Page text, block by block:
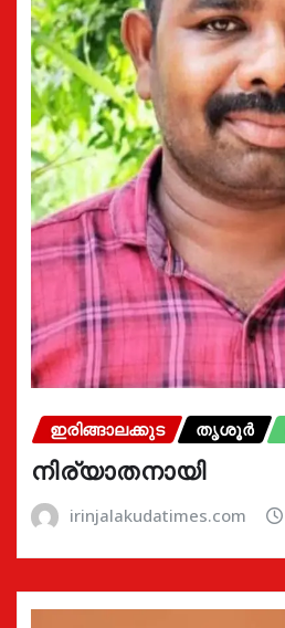
ഇരിങ്ങാലക്കുട തൃശൂർ
നിര്യാതനായി
irinjalakudatimes.com